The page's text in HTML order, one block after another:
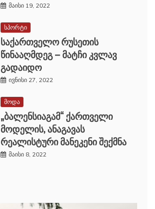
მაისი 19, 2022
სპორტი
საქართველო რუსეთის
წინააღმდეგ – მატჩი კვლავ
გადაიდო
ივნისი 27, 2022
მოდა
„ბალენსიაგამ“ ქართველი
მოდელის, ანაგავას
რეალისტური მანეკენი შექმნა
მაისი 8, 2022